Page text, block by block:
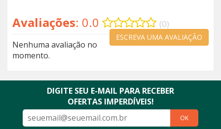
Avaliações: 0.0 (0)
ESCREVA UMA AVALIAÇÃO
Nenhuma avaliação no
momento.
DIGITE SEU E-MAIL PARA RECEBER
OFERTAS IMPERDÍVEIS!
OK